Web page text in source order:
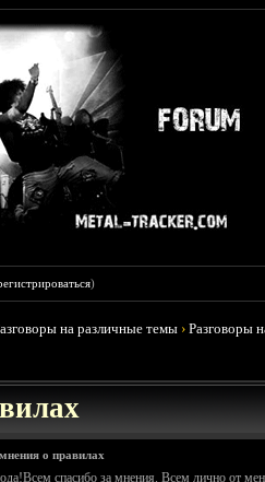
)
на различные темы ›Разговоры
о правилах
Всемспасибо за мнения. Всем лично от